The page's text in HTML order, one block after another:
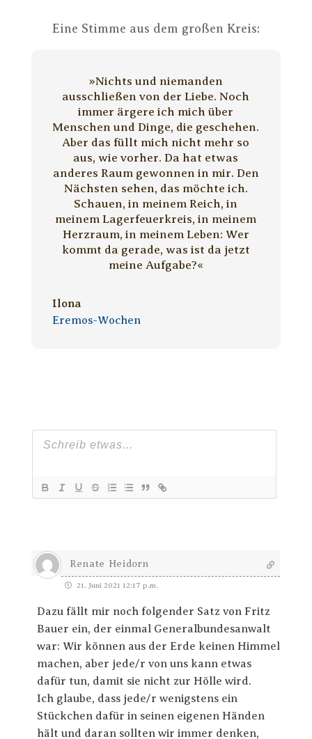
Eine Stimme aus dem großen Kreis:
»Nichts und niemanden
ausschließen von der Liebe. Noch
immer ärgere ich mich über
Menschen und Dinge, die geschehen.
Aber das füllt mich nicht mehr so
aus, wie vorher. Da hat etwas
anderes Raum gewonnen in mir. Den
Nächsten sehen, das möchte ich.
Schauen, in meinem Reich, in
meinem Lagerfeuerkreis, in meinem
Herzraum, in meinem Leben: Wer
kommt da gerade, was ist da jetzt
meine Aufgabe?«
Ilona
Eremos-Wochen
Renate Heidorn
21. Juni 2021 12:17 p.m.
Dazu fällt mir noch folgender Satz von Fritz
Bauer ein, der einmal Generalbundesanwalt
war: Wir können aus der Erde keinen Himmel
machen, aber jede/r von uns kann etwas
dafür tun, damit sie nicht zur Hölle wird.
Ich glaube, dass jede/r wenigstens ein
Stückchen dafür in seinen eigenen Händen
hält und daran sollten wir immer denken,